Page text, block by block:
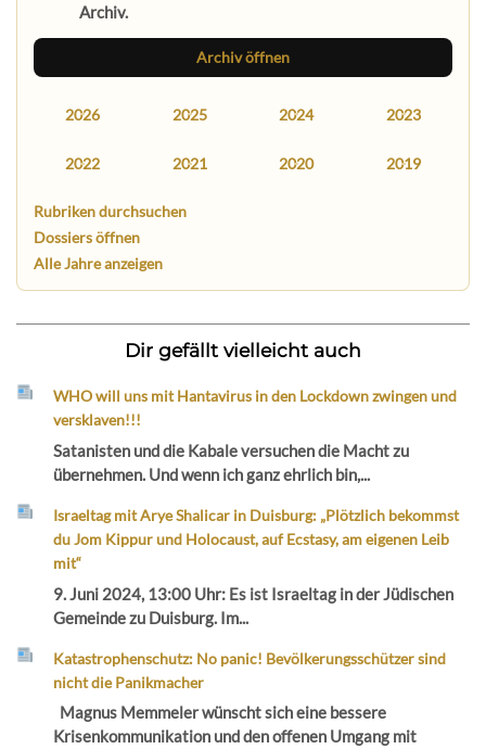
Archiv.
Archiv öffnen
2026 2025 2024 2023
2022 2021 2020 2019
Rubriken durchsuchen
Dossiers öffnen
Alle Jahre anzeigen
Dir gefällt vielleicht auch
WHO will uns mit Hantavirus in den Lockdown zwingen und
versklaven!!!
Satanisten und die Kabale versuchen die Macht zu
übernehmen. Und wenn ich ganz ehrlich bin,...
Israeltag mit Arye Shalicar in Duisburg: „Plötzlich bekommst
du Jom Kippur und Holocaust, auf Ecstasy, am eigenen Leib
mit“
9. Juni 2024, 13:00 Uhr: Es ist Israeltag in der Jüdischen
Gemeinde zu Duisburg. Im...
Katastrophenschutz: No panic! Bevölkerungsschützer sind
nicht die Panikmacher
Magnus Memmeler wünscht sich eine bessere
Krisenkommunikation und den offenen Umgang mit